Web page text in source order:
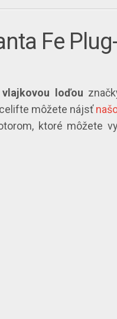
Fe
vlajkovou loďou
môžete nájsť
ktoré môžete